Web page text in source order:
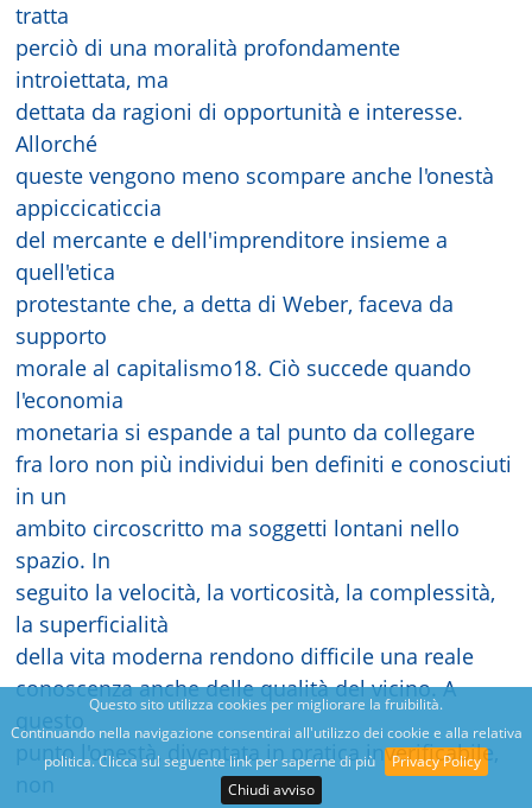
Questo sito utilizza cookies per migliorare la fruibilità.
Continuando nella navigazione consentirai all'utilizzo dei cookie e alla relativa
politica. Clicca sul seguente link per saperne di più
Privacy Policy
Chiudi avviso
tratta
perciò di una moralità profondamente
introiettata, ma
dettata da ragioni di opportunità e interesse.
Allorché
queste vengono meno scompare anche l'onestà
appiccicaticcia
del mercante e dell'imprenditore insieme a
quell'etica
protestante che, a detta di Weber, faceva da
supporto
morale al capitalismo18. Ciò succede quando
l'economia
monetaria si espande a tal punto da collegare
fra loro non più individui ben definiti e conosciuti
in un
ambito circoscritto ma soggetti lontani nello
spazio. In
seguito la velocità, la vorticosità, la complessità,
la superficialità
della vita moderna rendono difficile una reale
conoscenza anche delle qualità del vicino. A
questo
punto l'onestà, diventata in pratica inverificabile,
non